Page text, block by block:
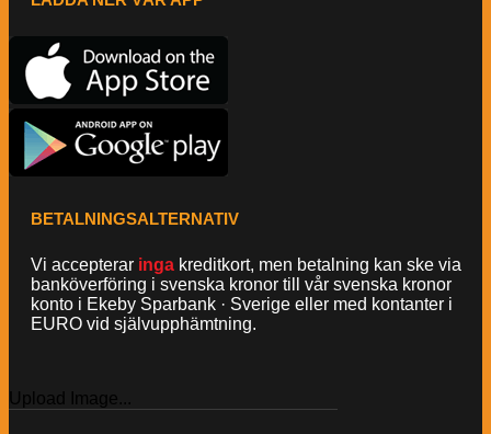
BETALNINGSALTERNATIV
Vi accepterar inga kreditkort, men betalning kan ske via
banköverföring i svenska kronor till vår svenska kronor
konto i Ekeby Sparbank · Sverige eller med kontanter i
EURO vid självupphämtning.
Upload Image...